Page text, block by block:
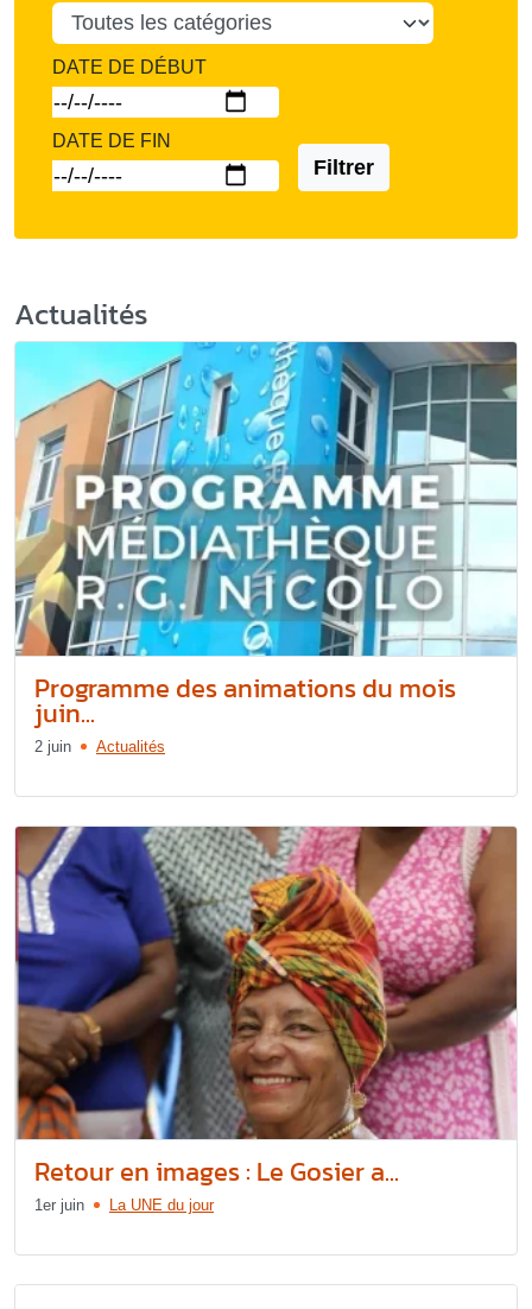
DATE DE DÉBUT
DATE DE FIN
Filtrer
Actualités
Programme des animations du mois
juin...
2 juin Actualités
Retour en images : Le Gosier a...
1er juin La UNE du jour